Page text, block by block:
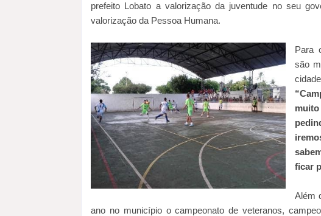
prefeito Lobato a valorização da juventude no seu
valorização da Pessoa Humana.
Para
são
ficar
Além
ano no município o campeonato de veteranos,